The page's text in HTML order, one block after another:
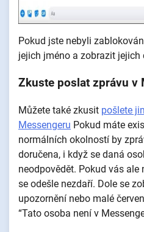
Pokud jste nebyli
jejich jméno a zobrazit jejich
Zkuste poslat zprávu v
Můžete také zkusit pošlete
Messengeru Pokud máte
normálních okolností by
doručena, i když se daná
neodpovědět. Pokud vás ale
se odešle nezdaří. Dole se
upozornění nebo malé
“Tato osoba není v